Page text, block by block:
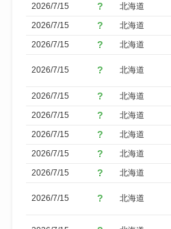
2026/7/15
北海道
2026/7/15
北海道
2026/7/15
北海道
2026/7/15 北海道
2026/7/15
北海道
2026/7/15
北海道
2026/7/15
北海道
2026/7/15
北海道
2026/7/15
北海道
2026/7/15 北海道